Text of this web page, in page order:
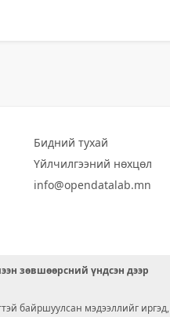
Бидний тухай
Үйлчилгээний нөхцөл
info@opendatalab.mn
зөвшөөрсний үндсэн дээр
байршуулсан мэдээллийг иргэд,